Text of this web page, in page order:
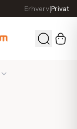
Erhverv|Privat